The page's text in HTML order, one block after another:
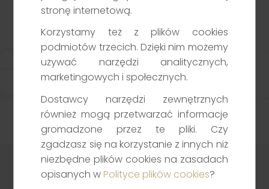
Klient TGE
Zapewniamy profesjonalną obsługę uczestników rynku energii i
towarów giełdowych. Nasze wsparcie obejmuje zarówno
doradztwo, jak i rozwiązania techniczne.
Noble Securities – porozmawiajmy o Twoich
potrzebach inwestycyjnych.
Formularz kontaktowy
stronę internetową.
Korzystamy też z plików cookies
podmiotów trzecich. Dzięki nim możemy
używać narzędzi analitycznych,
marketingowych i społecznych.
Dostawcy narzędzi zewnętrznych
również mogą przetwarzać informacje
gromadzone przez te pliki. Czy
zgadzasz się na korzystanie z innych niż
niezbędne plików cookies na zasadach
opisanych w Polityce plików cookies?